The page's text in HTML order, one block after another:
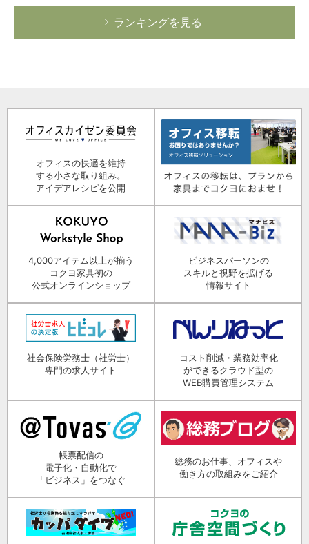
ランキングを見る
オフィスの快適を維持
する小さな取り組み。
アイデアレシピを公開
4,000アイテム以上が揃う
コクヨ家具初の
公式オンラインショップ
ビジネスパーソンの
スキルと視野を拡げる
情報サイト
社会保険労務士（社労士）
専門の求人サイト
コスト削減・業務効率化
ができるクラウド型の
WEB購買管理システム
帳票配信の
電子化・自動化で
「ビジネス」をつなぐ
総務のお仕事、オフィスや
働き方の取組みをご紹介